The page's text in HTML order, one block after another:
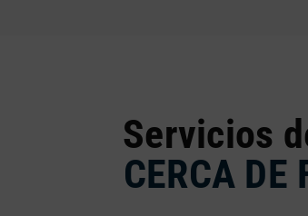
Servicios
CERCA